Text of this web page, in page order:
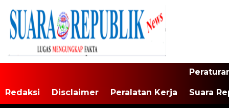
Redaksi Disclaimer Peralatan Kerja Suara